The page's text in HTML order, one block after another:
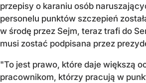
przepisy o karaniu osób
personelu punktów szczepień
w środę przez Sejm, teraz trafi do
musi zostać podpisana przez
"To jest prawo, które daje większą
pracownikom, którzy pracują w